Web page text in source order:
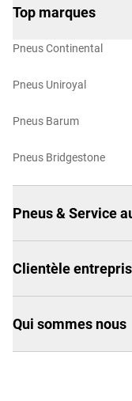
Top marques
Pneus Continental
Pneus Uniroyal
Pneus Barum
Pneus Bridgestone
Pneus & Service
Clientèle
Qui sommes nous